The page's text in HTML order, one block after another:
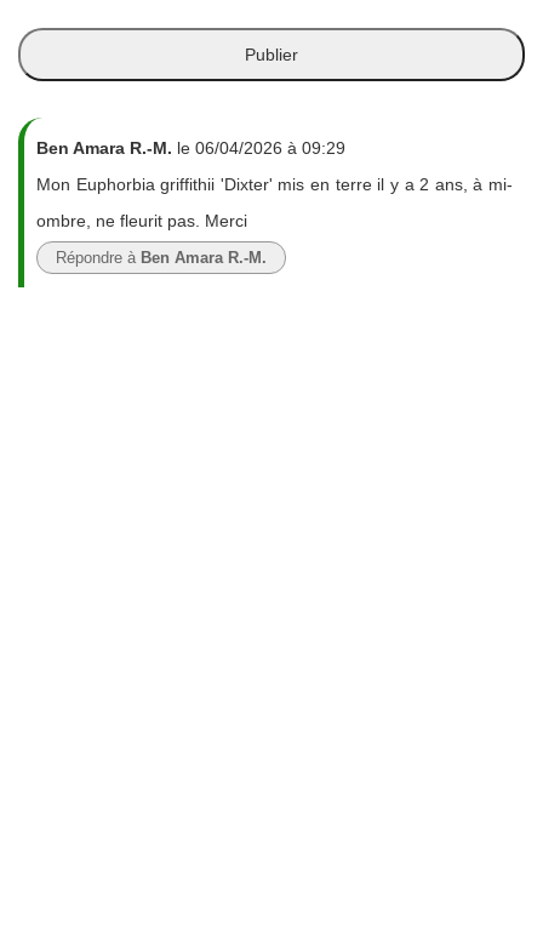
Ben Amara R.-M. le 06/04/2026 à 09:29
Mon Euphorbia griffithii 'Dixter' mis en terre il y a 2 ans, à mi-
ombre, ne fleurit pas. Merci
Répondre à Ben Amara R.-M.